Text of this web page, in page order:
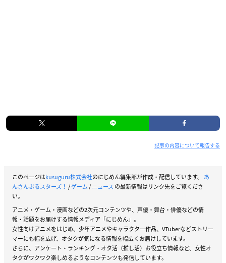
記事の内容について報告する
このページはkusuguru株式会社のにじめん編集部が作成・配信しています。 あ
んさんぶるスターズ！ /ゲーム/ニュース の最新情報はリンク先をご覧くださ
い。
アニメ・ゲーム・漫画などの2次元コンテンツや、声優・舞台・俳優などの情
報・話題をお届けする情報メディア「にじめん」。
女性向けアニメをはじめ、少年アニメやキャラクター作品、VTuberなどストリー
マーにも幅を広げ、オタクが気になる情報を幅広くお届けしています。
さらに、アンケート・ランキング・オタ活（推し活）お役立ち情報など、女性オ
タクがワクワク楽しめるようなコンテンツも発信しています。